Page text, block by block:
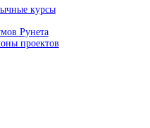
курсы
Рунета
проектов